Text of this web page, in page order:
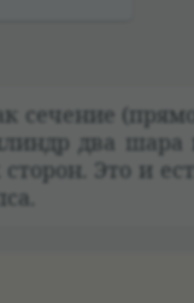
сече­ние
два
Это и